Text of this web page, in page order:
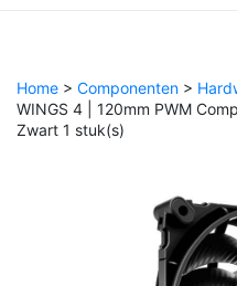
Home > Componenten >
WINGS 4 | 120mm PWM
Zwart 1 stuk(s)